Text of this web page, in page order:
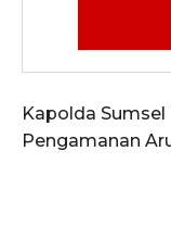
Kapolda
Pengamanan